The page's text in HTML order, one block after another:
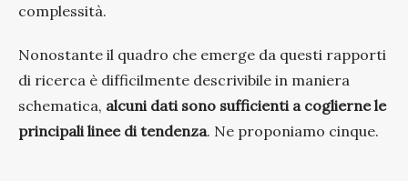
complessità.
Nonostante il quadro che emerge da questi rapporti
di ricerca è difficilmente descrivibile in maniera
schematica, alcuni dati sono sufficienti a coglierne le
principali linee di tendenza. Ne proponiamo cinque.